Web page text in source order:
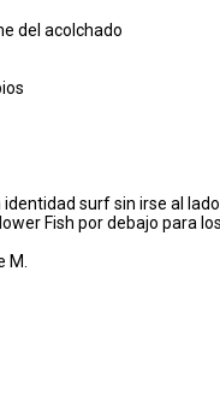
del acolchado
surf sin irse al
Fish por debajo para
M.